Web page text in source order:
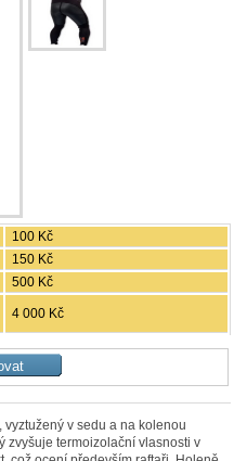
100 Kč
150 Kč
500 Kč
4 000 Kč
v sedu a na kolenou
zvyšuje termoizolační vlasnosti v